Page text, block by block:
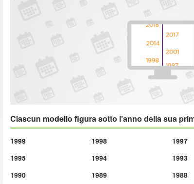
Ciascun modello figura sotto l'anno della sua
1999 1998 1997
1995
1994 1993
1990
1989 1988